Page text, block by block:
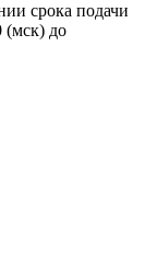
срока подачи
(мск) до